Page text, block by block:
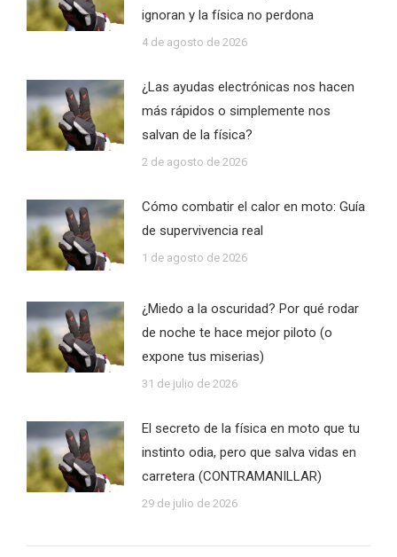
ignoran y la física no perdona
4 de agosto de 2026
¿Las ayudas electrónicas nos hacen
más rápidos o simplemente nos
salvan de la física?
2 de agosto de 2026
Cómo combatir el calor en moto: Guía
de supervivencia real
1 de agosto de 2026
¿Miedo a la oscuridad? Por qué rodar
de noche te hace mejor piloto (o
expone tus miserias)
31 de julio de 2026
El secreto de la física en moto que tu
instinto odia, pero que salva vidas en
carretera (CONTRAMANILLAR)
29 de julio de 2026